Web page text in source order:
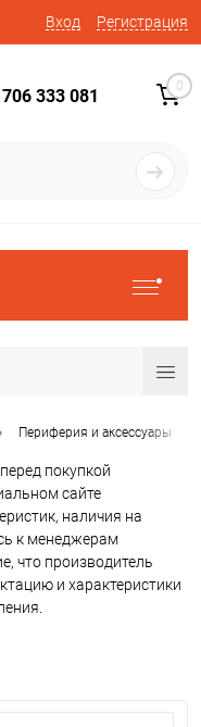
Вход Регистрация
333 081 0
Периферия и аксессуары
покупкой
сайте
наличия на
к менеджерам
что производитель
и характеристики